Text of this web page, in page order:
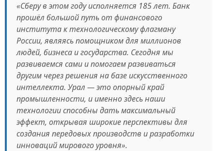
«Сберу в этом году исполняется 185 лет. Банк
прошёл большой путь от финансового
института к технологическому флагману
России, являясь помощником для миллионов
людей, бизнеса и государства. Сегодня мы
развиваемся сами и помогаем развиваться
другим через решения на базе искусственного
интеллекта. Урал — это опорный край
промышленности, и именно здесь наши
технологии способны дать максимальный
эффект, открывая широкие перспективы для
создания передовых производств и разработки
инноваций мирового уровня».